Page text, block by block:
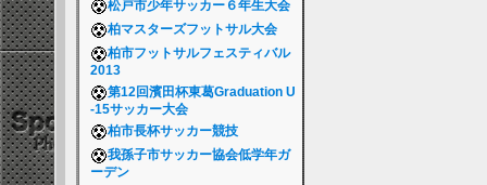
松戸市少年サッカー６年生大会
柏マスターズフットサル大会
柏市フットサルフェスティバル
2013
第12回濱田杯東葛Graduation U
-15サッカー大会
柏市長杯サッカー競技
我孫子市サッカー協会低学年ガ
ーデン